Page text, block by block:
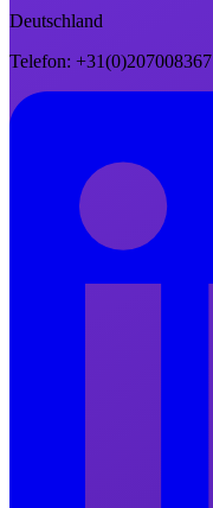
Deutschland
Telefon: +31(0)207008367